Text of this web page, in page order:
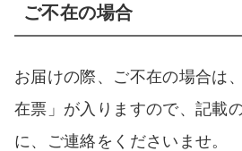
ご不在の場合
お届けの際、ご不在の場合は
在票」が入りますので、記載
に、ご連絡をくださいませ。